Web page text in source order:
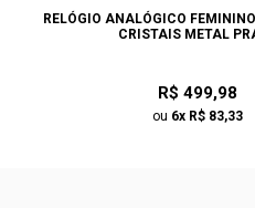
RELÓGIO ANALÓGICO
CRISTAIS METAL
R$ 499,98
ou 6x R$ 83,33